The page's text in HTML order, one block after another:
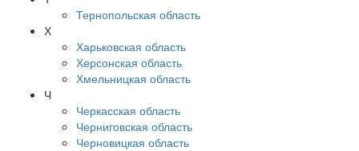
Тернопольская область
Х
Харьковская область
Херсонская область
Хмельницкая область
Ч
Черкасская область
Черниговская область
Черновицкая область